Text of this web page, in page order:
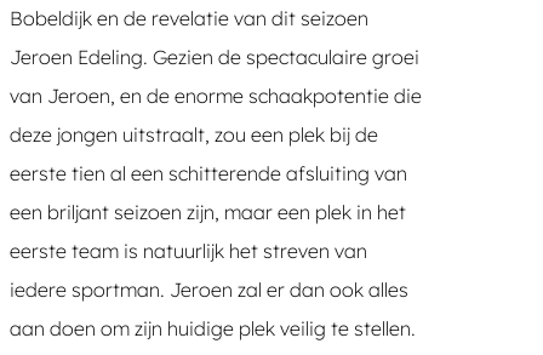
Bobeldijk en de revelatie van dit seizoen
Jeroen Edeling. Gezien de spectaculaire groei
van Jeroen, en de enorme schaakpotentie die
deze jongen uitstraalt, zou een plek bij de
eerste tien al een schitterende afsluiting van
een briljant seizoen zijn, maar een plek in het
eerste team is natuurlijk het streven van
iedere sportman. Jeroen zal er dan ook alles
aan doen om zijn huidige plek veilig te stellen.